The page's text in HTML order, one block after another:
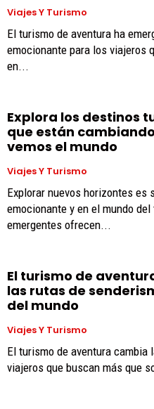
Viajes Y Turismo
El turismo de aventura ha
emocionante para los viajeros
en...
Explora los destinos
que están
vemos el mundo
Viajes Y Turismo
Explorar nuevos horizontes es
emocionante y en el mundo
emergentes ofrecen...
El turismo de
las rutas de
del mundo
Viajes Y Turismo
El turismo de aventura cambia
viajeros que buscan más que